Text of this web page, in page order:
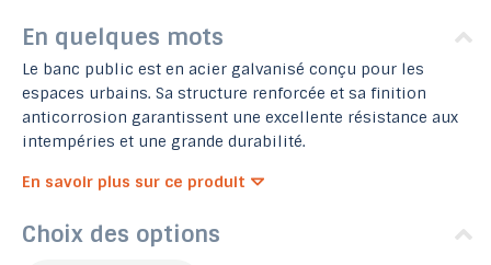
En quelques mots
Le banc public est en acier galvanisé conçu pour les
espaces urbains. Sa structure renforcée et sa finition
anticorrosion garantissent une excellente résistance aux
intempéries et une grande durabilité.
En savoir plus sur ce produit
Choix des options